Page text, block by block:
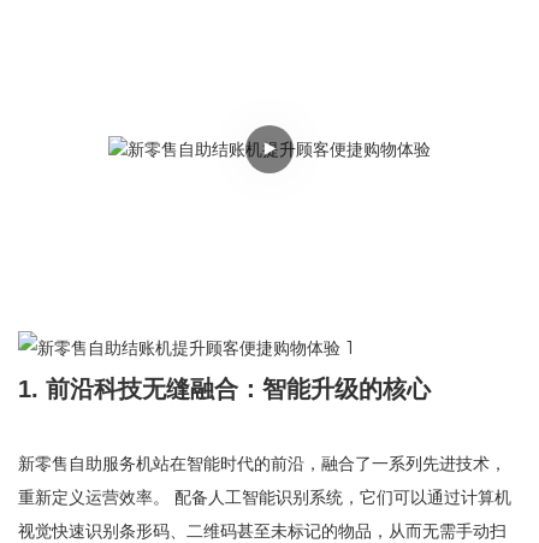
1. 前沿科技无缝融合：智能升级的核心
新零售自助服务机站在智能时代的前沿，融合了一系列先进技术，
重新定义运营效率。 配备人工智能识别系统，它们可以通过计算机
视觉快速识别条形码、二维码甚至未标记的物品，从而无需手动扫